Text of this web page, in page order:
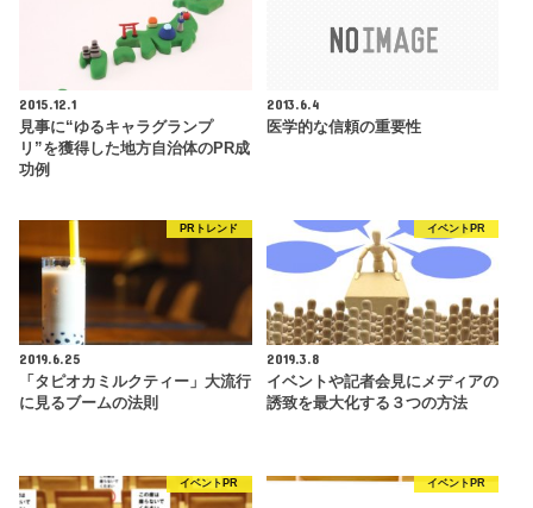
2015.12.1
見事に“ゆるキャラグランプ
リ”を獲得した地方自治体のPR成
功例
2013.6.4
医学的な信頼の重要性
PRトレンド
2019.6.25
「タピオカミルクティー」大流行
に見るブームの法則
イベントPR
2019.3.8
イベントや記者会見にメディアの
誘致を最大化する３つの方法
イベントPR イベントPR